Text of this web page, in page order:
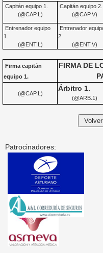
Capitán equipo 1.
(@CAP.L)
Capitán equipo 2.
(@CAP.V)
Entrenador equipo
1.
(@ENT.L)
Entrenador
2.
(@ENT.V)
Firma capitán
equipo 1.
FIRMA DE
(@CAP.L)
Árbitro 1.
(@ARB.1)
Patrocinadores: